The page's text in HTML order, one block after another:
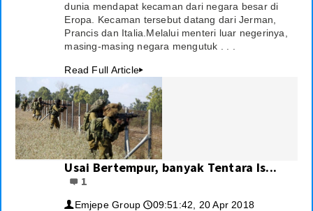
dunia mendapat kecaman dari negara besar di
Eropa. Kecaman tersebut datang dari Jerman,
Prancis dan Italia.Melalui menteri luar negerinya,
masing-masing negara mengutuk . . .
Read Full Article▸
Usai Bertempur, banyak Tentara Is...
1
👤 Emjepe Group 🕔09:51:42, 20 Apr 2018